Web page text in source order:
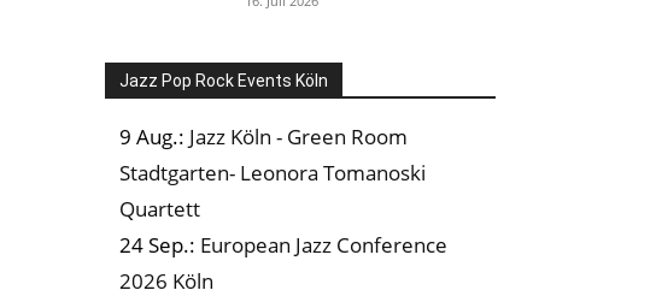
Jazz Pop Rock Events Köln
9 Aug.: Jazz Köln - Green Room
Stadtgarten- Leonora Tomanoski
Quartett
24 Sep.: European Jazz Conference
2026 Köln